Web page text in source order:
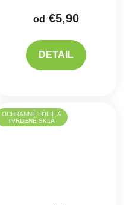
od €5,90
DETAIL
OCHRANNÉ FÓLIE A
TVRDENÉ SKLÁ